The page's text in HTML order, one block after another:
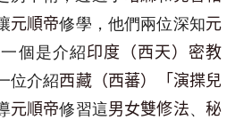
元順帝修學， 他們兩位深知元
個是介紹印度 （西天）密教
位介紹西藏（西蕃） 「 演揲兒
元順帝修習這男女雙修法、秘